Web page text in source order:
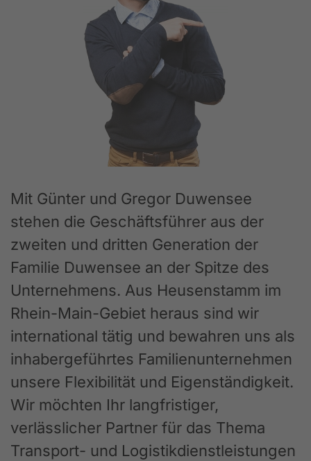
Mit Günter und Gregor Duwensee
stehen die Geschäftsführer aus der
zweiten und dritten Generation der
Familie Duwensee an der Spitze des
Unternehmens. Aus Heusenstamm im
Rhein-Main-Gebiet heraus sind wir
international tätig und bewahren uns als
inhabergeführtes Familienunternehmen
unsere Flexibilität und Eigenständigkeit.
Wir möchten Ihr langfristiger,
verlässlicher Partner für das Thema
Transport- und Logistikdienstleistungen